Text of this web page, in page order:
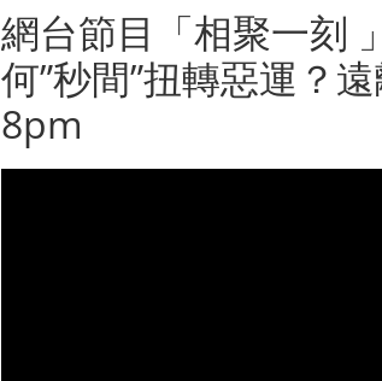
網台節目「相聚一刻
何”秒間”扭轉惡運？
8pm